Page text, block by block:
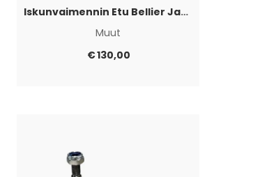
Iskunvaimennin Etu Bellier Jade
Muut
€130,00